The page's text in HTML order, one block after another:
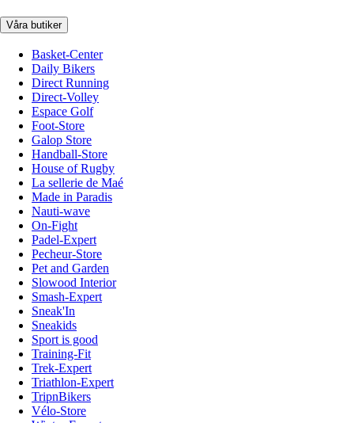
Våra butiker
Basket-Center
Daily Bikers
Direct Running
Direct-Volley
Espace Golf
Foot-Store
Galop Store
Handball-Store
House of Rugby
La sellerie de Maé
Made in Paradis
Nauti-wave
On-Fight
Padel-Expert
Pecheur-Store
Pet and Garden
Slowood Interior
Smash-Expert
Sneak'In
Sneakids
Sport is good
Training-Fit
Trek-Expert
Triathlon-Expert
TripnBikers
Vélo-Store